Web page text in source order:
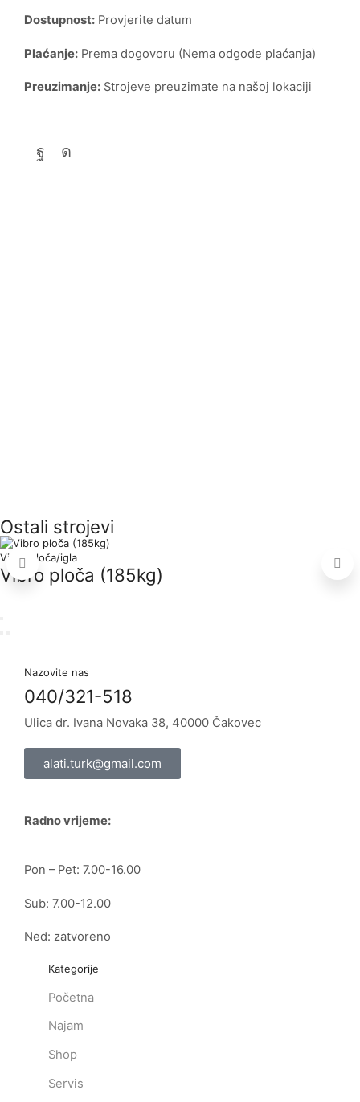
Dostupnost: Provjerite datum
Plaćanje: Prema dogovoru (Nema odgode plaćanja)
Preuzimanje: Strojeve preuzimate na našoj lokaciji
Ostali strojevi
Vibro ploča/igla
Vibro ploča (185kg)
Nazovite nas
040/321-518
Ulica dr. Ivana Novaka 38, 40000 Čakovec
alati.turk@gmail.com
Radno vrijeme:
Pon – Pet: 7.00-16.00
Sub: 7.00-12.00
Ned: zatvoreno
Kategorije
Početna
Najam
Shop
Servis